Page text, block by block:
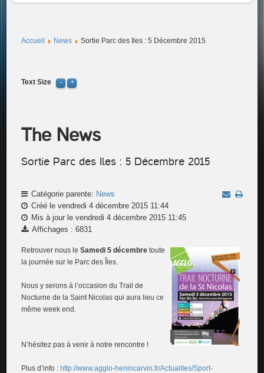
Accueil News Sortie Parc des Iles : 5 Décembre 2015
Text Size
The News
Sortie Parc des Iles : 5 Décembre 2015
Catégorie parente: News
Créé le vendredi 4 décembre 2015 11:44
Mis à jour le vendredi 4 décembre 2015 11:45
Affichages : 6831
Retrouver nous le Samedi 5 décembre toute
la journée sur le Parc des Îles.
Nous y serons à l’occasion du Trail de
Nocturne de la Saint Nicolas qui aura lieu ce
même week end.
N’hésitez pas à venir à notre rencontre !
Plus d’info : http://www.agglo-henincarvin.fr/Actualites/Sport-